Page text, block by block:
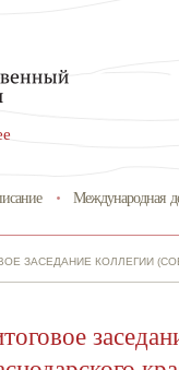
Международная
ЗАСЕДАНИЕ КОЛЛЕГИИ